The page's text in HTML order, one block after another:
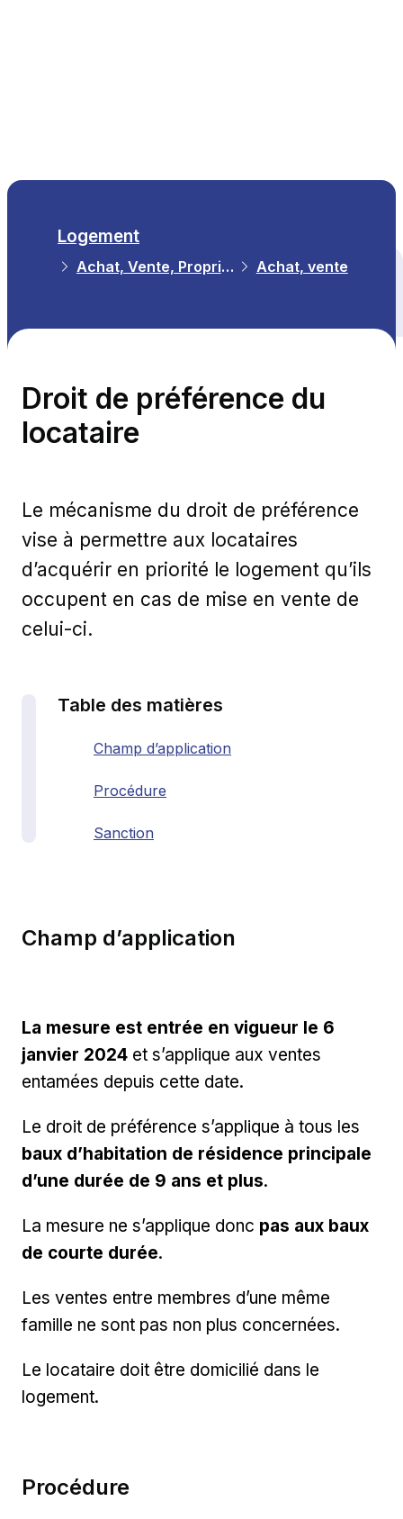
Logement
Achat, Vente, Propriété Achat, vente
Droit de préférence du
locataire
Le mécanisme du droit de préférence
vise à permettre aux locataires
d’acquérir en priorité le logement qu’ils
occupent en cas de mise en vente de
celui-ci.
Table des matières
Champ d’application
Procédure
Sanction
Champ d’application
La mesure est entrée en vigueur le 6
janvier 2024 et s’applique aux ventes
entamées depuis cette date.
Le droit de préférence s’applique à tous les
baux d’habitation de résidence principale
d’une durée de 9 ans et plus.
La mesure ne s’applique donc pas aux baux
de courte durée.
Les ventes entre membres d’une même
famille ne sont pas non plus concernées.
Le locataire doit être domicilié dans le
logement.
Procédure